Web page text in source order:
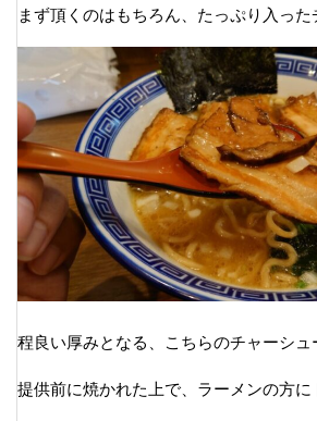
まず頂くのはもちろん、たっぷり入った
程良い厚みとなる、こちらのチャーシュ
提供前に焼かれた上で、ラーメンの方に